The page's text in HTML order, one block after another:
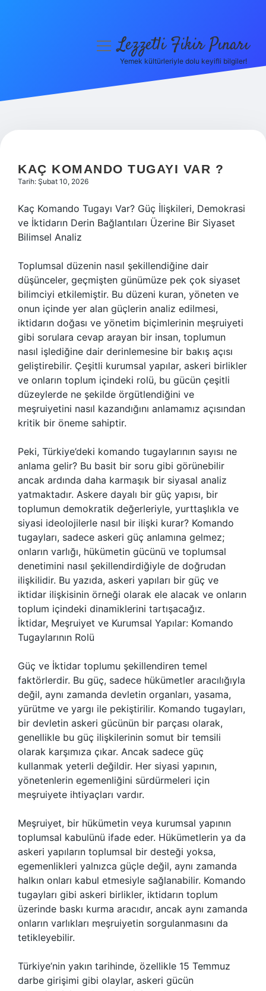
Hakkımızda
menüyüLezzetli Fikir Pınarı
Yemek kültürleriyle dolu keyifli bilgiler!
KAÇ KOMANDO TUGAYI VAR ?
Tarih: Şubat 10, 2026
Kaç Komando Tugayı Var? Güç İlişkileri, Demokrasi
ve İktidarın Derin Bağlantıları Üzerine Bir Siyaset
Bilimsel Analiz
Toplumsal düzenin nasıl şekillendiğine dair
düşünceler, geçmişten günümüze pek çok siyaset
bilimciyi etkilemiştir. Bu düzeni kuran, yöneten ve
onun içinde yer alan güçlerin analiz edilmesi,
iktidarın doğası ve yönetim biçimlerinin meşruiyeti
gibi sorulara cevap arayan bir insan, toplumun
nasıl işlediğine dair derinlemesine bir bakış açısı
geliştirebilir. Çeşitli kurumsal yapılar, askeri birlikler
ve onların toplum içindeki rolü, bu gücün çeşitli
düzeylerde ne şekilde örgütlendiğini ve
meşruiyetini nasıl kazandığını anlamamız açısından
kritik bir öneme sahiptir.
Peki, Türkiye’deki komando tugaylarının sayısı ne
anlama gelir? Bu basit bir soru gibi görünebilir
ancak ardında daha karmaşık bir siyasal analiz
yatmaktadır. Askere dayalı bir güç yapısı, bir
toplumun demokratik değerleriyle, yurttaşlıkla ve
siyasi ideolojilerle nasıl bir ilişki kurar? Komando
tugayları, sadece askeri güç anlamına gelmez;
onların varlığı, hükümetin gücünü ve toplumsal
denetimini nasıl şekillendirdiğiyle de doğrudan
ilişkilidir. Bu yazıda, askeri yapıları bir güç ve
iktidar ilişkisinin örneği olarak ele alacak ve onların
toplum içindeki dinamiklerini tartışacağız.
İktidar, Meşruiyet ve Kurumsal Yapılar: Komando
Tugaylarının Rolü
Güç ve İktidar toplumu şekillendiren temel
faktörlerdir. Bu güç, sadece hükümetler aracılığıyla
değil, aynı zamanda devletin organları, yasama,
yürütme ve yargı ile pekiştirilir. Komando tugayları,
bir devletin askeri gücünün bir parçası olarak,
genellikle bu güç ilişkilerinin somut bir temsili
olarak karşımıza çıkar. Ancak sadece güç
kullanmak yeterli değildir. Her siyasi yapının,
yönetenlerin egemenliğini sürdürmeleri için
meşruiyete ihtiyaçları vardır.
Meşruiyet, bir hükümetin veya kurumsal yapının
toplumsal kabulünü ifade eder. Hükümetlerin ya da
askeri yapıların toplumsal bir desteği yoksa,
egemenlikleri yalnızca güçle değil, aynı zamanda
halkın onları kabul etmesiyle sağlanabilir. Komando
tugayları gibi askeri birlikler, iktidarın toplum
üzerinde baskı kurma aracıdır, ancak aynı zamanda
onların varlıkları meşruiyetin sorgulanmasını da
tetikleyebilir.
Türkiye’nin yakın tarihinde, özellikle 15 Temmuz
darbe girişimi gibi olaylar, askeri gücün